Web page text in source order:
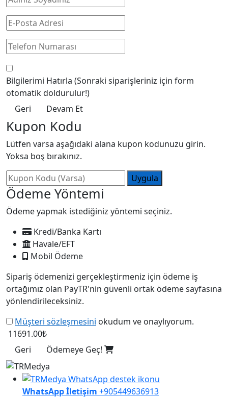
Bilgilerimi Hatırla (Sonraki siparişleriniz için form
otomatik doldurulur!)
Geri
Devam Et
Kupon Kodu
Lütfen varsa aşağıdaki alana kupon kodunuzu girin.
Yoksa boş bırakınız.
Uygula
Ödeme Yöntemi
Ödeme yapmak istediğiniz yöntemi seçiniz.
Kredi/Banka Kartı
Havale/EFT
Mobil Ödeme
Sipariş ödemenizi gerçekleştirmeniz için ödeme iş
ortağımız olan PayTR'nin güvenli ortak ödeme sayfasına
yönlendirileceksiniz.
Müşteri sözleşmesini okudum ve onaylıyorum.
11691.00₺
Geri
Ödemeye Geç!
WhatsApp İletişim +905449636913